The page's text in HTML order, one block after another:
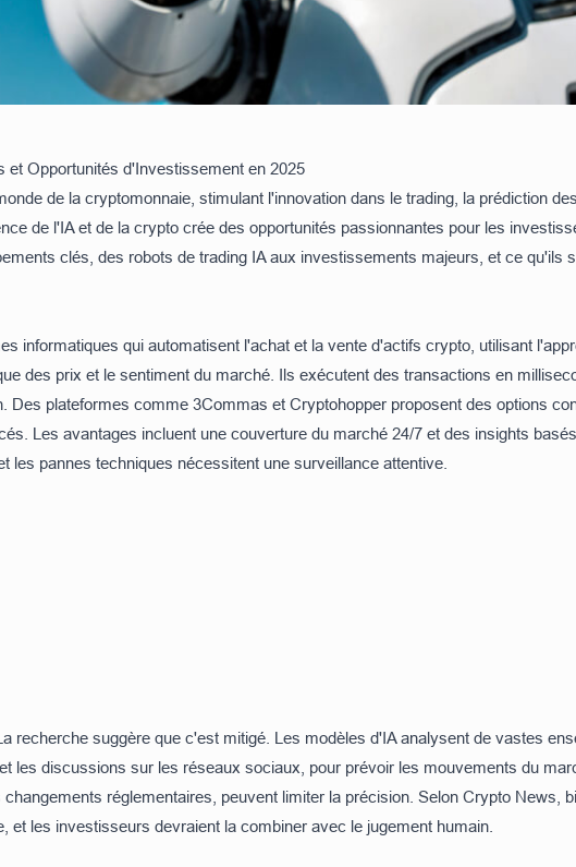
et Opportunités d'Investissement en 2025
de la cryptomonnaie, stimulant l'innovation dans le trading, la prédiction
de l'IA et de la crypto crée des opportunités passionnantes pour les
clés, des robots de trading IA aux investissements majeurs, et ce qu'ils
informatiques qui automatisent l'achat et la vente d'actifs crypto, utilisant
des prix et le sentiment du marché. Ils exécutent des transactions en
Des plateformes comme 3Commas et Cryptohopper proposent des options
Les avantages incluent une couverture du marché 24/7 et des insights
les pannes techniques nécessitent une surveillance attentive.
recherche suggère que c'est mitigé. Les modèles d'IA analysent de vastes
les discussions sur les réseaux sociaux, pour prévoir les mouvements du
réglementaires, peuvent limiter la précision. Selon Crypto News ,
et les investisseurs devraient la combiner avec le jugement humain.